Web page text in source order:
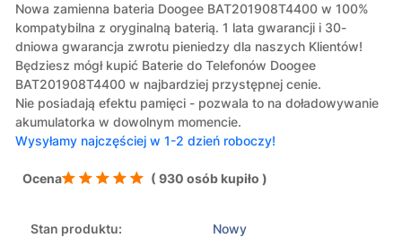
Nowa zamienna bateria Doogee BAT201908T4400 w 100%
kompatybilna z oryginalną baterią. 1 lata gwarancji i 30-
dniowa gwarancja zwrotu pieniedzy dla naszych Klientów!
Będziesz mógł kupić Baterie do Telefonów Doogee
BAT201908T4400 w najbardziej przystępnej cenie.
Nie posiadają efektu pamięci - pozwala to na doładowywanie
akumulatorka w dowolnym momencie.
Wysyłamy najczęściej w 1-2 dzień roboczy!
Ocena ( 930 osób kupiło )
Stan produktu: Nowy